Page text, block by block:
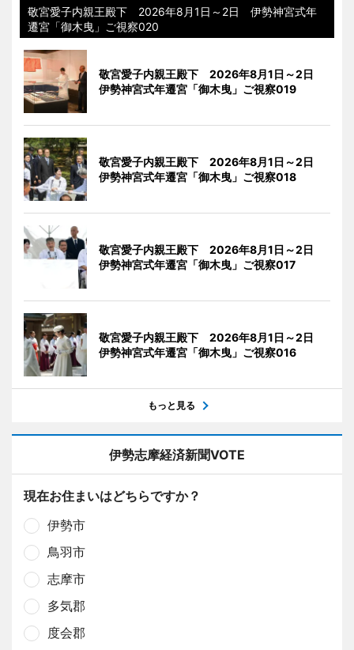
敬宮愛子内親王殿下 2026年8月1日～2日 伊勢神宮式年
遷宮「御木曳」ご視察020
敬宮愛子内親王殿下 2026年8月1日～2日
伊勢神宮式年遷宮「御木曳」ご視察019
敬宮愛子内親王殿下 2026年8月1日～2日
伊勢神宮式年遷宮「御木曳」ご視察018
敬宮愛子内親王殿下 2026年8月1日～2日
伊勢神宮式年遷宮「御木曳」ご視察017
敬宮愛子内親王殿下 2026年8月1日～2日
伊勢神宮式年遷宮「御木曳」ご視察016
もっと見る
伊勢志摩経済新聞VOTE
現在お住まいはどちらですか？
伊勢市
鳥羽市
志摩市
多気郡
度会郡